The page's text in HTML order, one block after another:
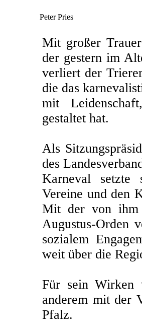
Peter Pries
Mit großer
der gestern im
verliert der
die das
mit
gestaltet hat.
Als
des
Karneval
Vereine und den
Mit der von ihm
Augustus-Orden
sozialem
weit über die
Für sein Wirken
anderem mit der
Pfalz.